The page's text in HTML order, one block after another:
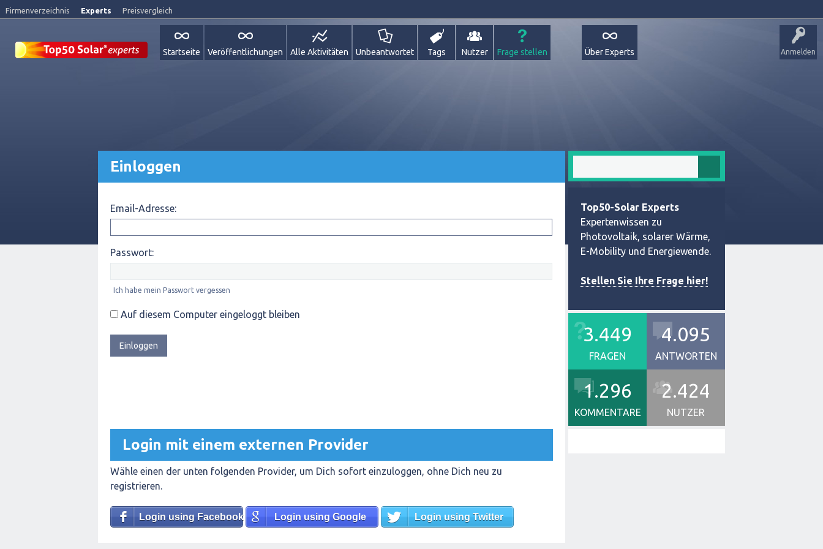
Firmenverzeichnis Experts Preisvergleich
Anmelden
Startseite Veröffentlichungen Alle Aktivitäten Unbeantwortet Tags Nutzer Frage stellen Über Experts
Einloggen
Email-Adresse:
Passwort:
Ich habe mein Passwort vergessen
Auf diesem Computer eingeloggt bleiben
Login mit einem externen Provider
Wähle einen der unten folgenden Provider, um Dich sofort einzuloggen, ohne Dich neu zu
registrieren.
Login using Facebook Login using Google Login using Twitter
Top50-Solar Experts
Expertenwissen zu
Photovoltaik, solarer Wärme,
E-Mobility und Energiewende.
Stellen Sie Ihre Frage hier!
3.449
FRAGEN
4.095
ANTWORTEN
1.296
KOMMENTARE
2.424
NUTZER